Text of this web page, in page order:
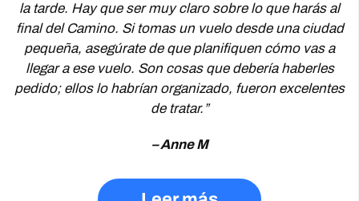
la tarde. Hay que ser muy claro sobre lo que harás al
final del Camino. Si tomas un vuelo desde una ciudad
pequeña, asegúrate de que planifiquen cómo vas a
llegar a ese vuelo. Son cosas que debería haberles
pedido; ellos lo habrían organizado, fueron excelentes
de tratar.”
– Anne M